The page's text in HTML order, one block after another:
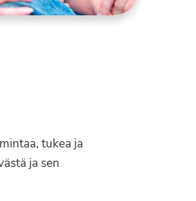
tukea ja
ja sen